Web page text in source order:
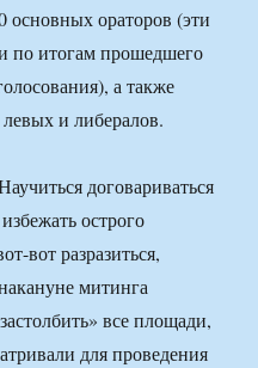
основных ораторов (эти
по итогам прошедшего
а также
и либералов.
договариваться
острого
вот разразиться,
митинга
все площади,
для проведения